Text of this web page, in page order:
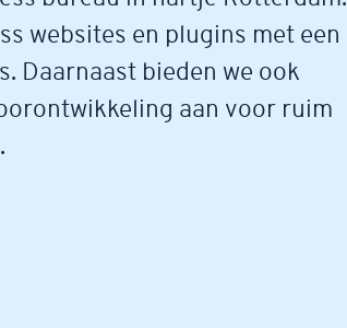
websites en plugins met een
Daarnaast bieden we ook
aan voor ruim